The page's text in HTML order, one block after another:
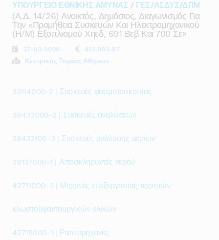
ΥΠΟΥΡΓΕΙΟ ΕΘΝΙΚΗΣ ΑΜΥΝΑΣ / ΓΕΣ/ΑΣΔΥΣ/ΔΠΜ
(α.δ. 14/26) Ανοικτός, Δημόσιος, Διαγωνισμός Για
Την «προμήθεια Συσκευών Και Ηλεκτρομηχανικού
(η/μ) Εξοπλισμού Χηεδ, 691 Βεβ Και 700 Σε»
27-03-2026
413.983,97
Κεντρικός Τομέας Αθηνών
33114000-2 | Συσκευές φασματοσκοπίας
38432000-2 | Συσκευές αναλύσεων
38432100-3 | Συσκευές ανάλυσης αερίων
39137000-1 | Αποσκληρυντές νερού
42711000-3 | Μηχανές επεξεργασίας τεχνητών
κλωστοϋφαντουργικών υλικών
42715000-1 | Ραπτομηχανές